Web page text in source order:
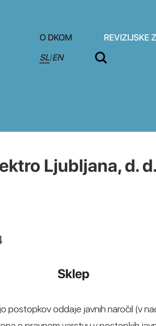
O DKOM REVIZIJSKE
SL/EN
Ljubljana, d.
Sklep
postopkov oddaje javnih naročil (v